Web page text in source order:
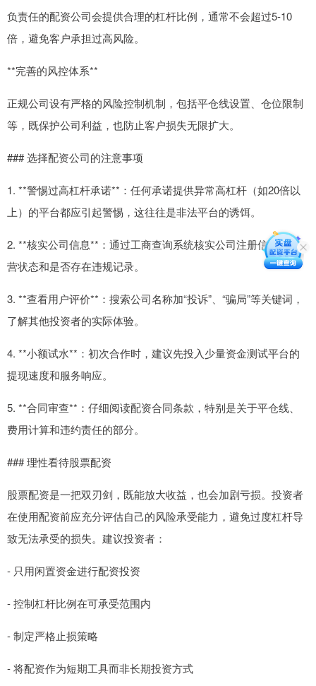
负责任的配资公司会提供合理的杠杆比例，通常不会超过5-10
倍，避免客户承担过高风险。
**完善的风控体系**
正规公司设有严格的风险控制机制，包括平仓线设置、仓位限制
等，既保护公司利益，也防止客户损失无限扩大。
### 选择配资公司的注意事项
1. **警惕过高杠杆承诺**：任何承诺提供异常高杠杆（如20倍以
上）的平台都应引起警惕，这往往是非法平台的诱饵。
2. **核实公司信息**：通过工商查询系统核实公司注册信息、经
营状态和是否存在违规记录。
3. **查看用户评价**：搜索公司名称加“投诉”、“骗局”等关键词，
了解其他投资者的实际体验。
4. **小额试水**：初次合作时，建议先投入少量资金测试平台的
提现速度和服务响应。
5. **合同审查**：仔细阅读配资合同条款，特别是关于平仓线、
费用计算和违约责任的部分。
### 理性看待股票配资
股票配资是一把双刃剑，既能放大收益，也会加剧亏损。投资者
在使用配资前应充分评估自己的风险承受能力，避免过度杠杆导
致无法承受的损失。建议投资者：
- 只用闲置资金进行配资投资
- 控制杠杆比例在可承受范围内
- 制定严格止损策略
- 将配资作为短期工具而非长期投资方式